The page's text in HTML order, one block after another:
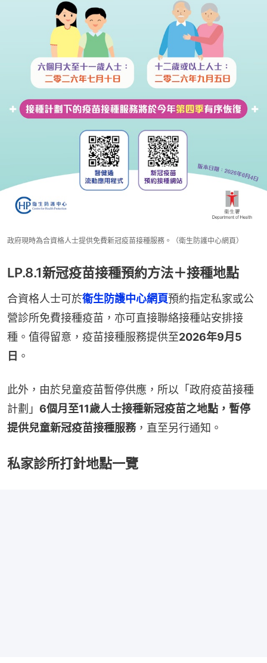
政府現時為合資格人士提供免費新冠疫苗接種服務。（衛生防護中心網頁）
LP.8.1新冠疫苗接種預約方法＋接種地點
合資格人士可於衞生防護中心網頁預約指定私家或公
營診所免費接種疫苗，亦可直接聯絡接種站安排接
種。值得留意，疫苗接種服務提供至2026年9月5
日 。
此外，由於兒童疫苗暫停供應，所以「政府疫苗接種
計劃」 6個月至11歲人士接種新冠疫苗之地點，暫停
提供兒童新冠疫苗接種服務，直至另行通知。
私家診所打針地點一覽